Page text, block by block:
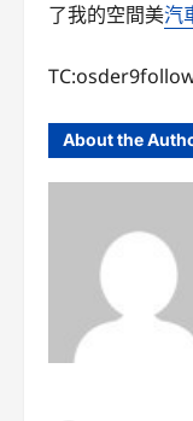
了我的空間美汽
About the